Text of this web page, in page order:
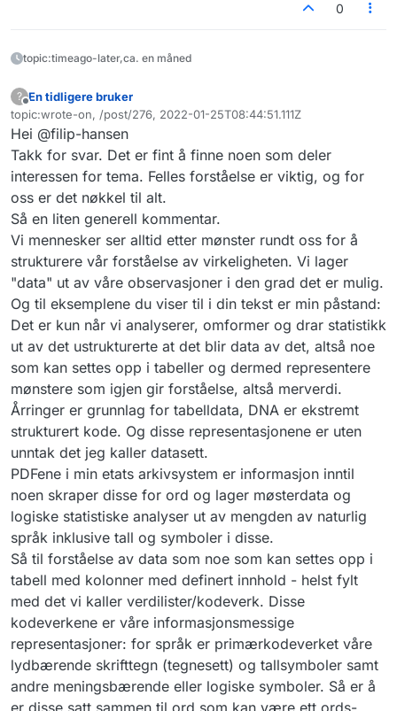
0
topic:timeago-later,ca. en måned
?
Frakoblet
En tidligere bruker
topic:wrote-on, /post/276, 2022-01-25T08:44:51.111Z
Sist endret av
Hei @filip-hansen
Takk for svar. Det er fint å finne noen som deler
interessen for tema. Felles forståelse er viktig, og for
oss er det nøkkel til alt.
Så en liten generell kommentar.
Vi mennesker ser alltid etter mønster rundt oss for å
strukturere vår forståelse av virkeligheten. Vi lager
"data" ut av våre observasjoner i den grad det er mulig.
Og til eksemplene du viser til i din tekst er min påstand:
Det er kun når vi analyserer, omformer og drar statistikk
ut av det ustrukturerte at det blir data av det, altså noe
som kan settes opp i tabeller og dermed representere
mønstere som igjen gir forståelse, altså merverdi.
Årringer er grunnlag for tabelldata, DNA er ekstremt
strukturert kode. Og disse representasjonene er uten
unntak det jeg kaller datasett.
PDFene i min etats arkivsystem er informasjon inntil
noen skraper disse for ord og lager møsterdata og
logiske statistiske analyser ut av mengden av naturlig
språk inklusive tall og symboler i disse.
Så til forståelse av data som noe som kan settes opp i
tabell med kolonner med definert innhold - helst fylt
med det vi kaller verdilister/kodeverk. Disse
kodeverkene er våre informasjonsmessige
representasjoner: for språk er primærkodeverket våre
lydbærende skrifttegn (tegnesett) og tallsymboler samt
andre meningsbærende eller logiske symboler. Så er å